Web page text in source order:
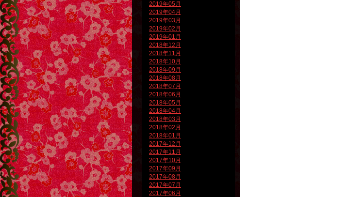
2019年05月
2019年04月
2019年03月
2019年02月
2019年01月
2018年12月
2018年11月
2018年10月
2018年09月
2018年08月
2018年07月
2018年06月
2018年05月
2018年04月
2018年03月
2018年02月
2018年01月
2017年12月
2017年11月
2017年10月
2017年09月
2017年08月
2017年07月
2017年06月